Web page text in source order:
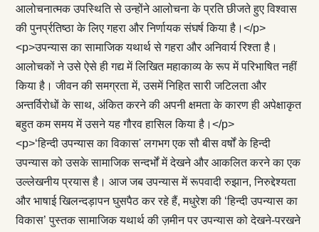
आलोचनात्मक उपस्थिति से उन्होंने आलोचना के प्रति छीजते हुए विश्वास
की पुनर्प्रतिष्ठा के लिए गहरा और निर्णायक संघर्ष किया है।</p>
<p>उपन्यास का सामाजिक यथार्थ से गहरा और अनिवार्य रिश्ता है।
आलोचकों ने उसे ऐसे ही गद्य में लिखित महाकाव्य के रूप में परिभाषित नहीं
किया है। जीवन की समग्रता में, उसमें निहित सारी जटिलता और
अन्तर्विरोधों के साथ, अंकित करने की अपनी क्षमता के कारण ही अपेक्षाकृत
बहुत कम समय में उसने यह गौरव हासिल किया है।</p>
<p>‘हिन्दी उपन्यास का विकास' लगभग एक सौ बीस वर्षों के हिन्दी
उपन्यास को उसके सामाजिक सन्दर्भों में देखने और आकलित करने का एक
उल्लेखनीय प्रयास है। आज जब उपन्यास में रूपवादी रुझान, निरुद्देश्यता
और भाषाई खिलन्दड़ापन घुसपैठ कर रहे हैं, मधुरेश की ‘हिन्दी उपन्यास का
विकास’ पुस्तक सामाजिक यथार्थ की ज़मीन पर उपन्यास को देखने-परखने